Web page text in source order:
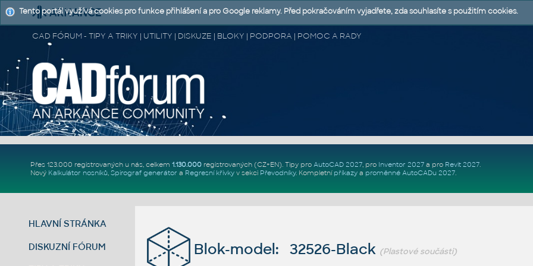
CAD FÓRUM - TIPY A TRIKY | UTILITY | DISKUZE | BLOKY | PODPORA | POMOC A RADY
Přes 123.000 registrovaných u nás, celkem 1.130.000registrovaných (CZ+EN). Tipy pro AutoCAD 2027, pro Inventor 2027a pro Revit 2027.
Nový Kalkulátor nosníků, Spirograf generátor a Regresní křivkyv sekci Převodníky. Kompletní příkazya proměnné AutoCADu 2027.
HLAVNÍ STRÁNKA
DISKUZNÍ FÓRUM Blok-model: 32526-Black (Plastové součásti)
Tento portál využívá cookies pro funkce přihlášení a pro Google reklamy. Před pokračováním vyjadřete, zda souhlasíte s použitím cookies.